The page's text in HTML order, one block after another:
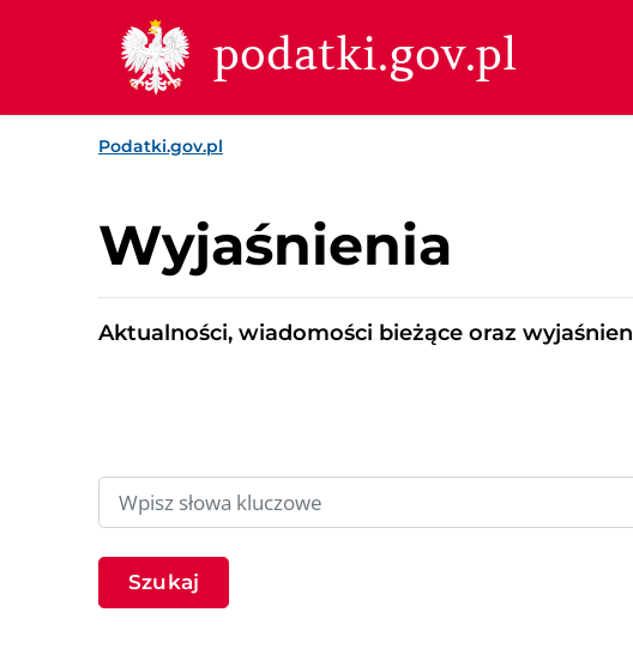
Przejdź do treści
Przejdź do wyszukiwarki
Przejdź do stopki
podatki.gov.pl
Podatki.gov.pl
Wyjaśnienia
Aktualności, wiadomości bieżące oraz
Szukaj